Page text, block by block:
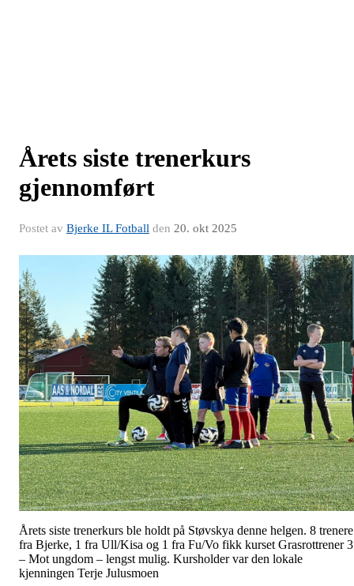
Årets siste trenerkurs
gjennomført
Postet av Bjerke IL Fotball den 20. okt 2025
Årets siste trenerkurs ble holdt på Støvskya denne helgen. 8 trenere
fra Bjerke, 1 fra Ull/Kisa og 1 fra Fu/Vo fikk kurset Grasrottrener 3
– Mot ungdom – lengst mulig. Kursholder var den lokale
kjenningen Terje Julusmoen